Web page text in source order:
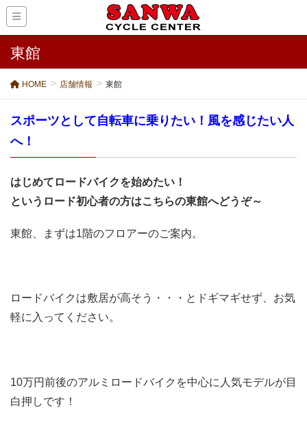
東館
HOME 店舗情報 東館
スポーツとして自転車に乗りたい！風を感じたい人
へ！
はじめてロードバイクを始めたい！
というロード初心者の方はこちらの東館へどうぞ～
東館、まずは1階のフロアーのご案内。
ロードバイクは敷居が高そう・・・とドギマギせず、お気
軽に入ってください。
10万円前後のアルミロードバイクを中心に人気モデルが目
白押しです！